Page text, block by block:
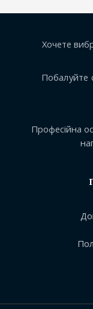
Хочете
Побалуйте
Професійна